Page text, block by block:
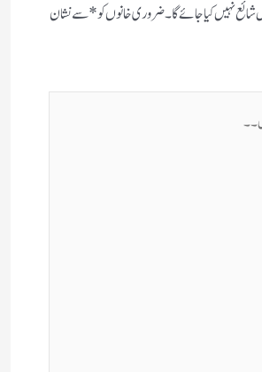
نہیں کیا جائے گا۔ضروری خانوں کو*سے نشان